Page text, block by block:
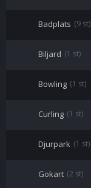
Badplats (9 st)
Biljard (1 st)
Bowling (1 st)
Curling (1 st)
Djurpark (1 st)
Gokart (2 st)